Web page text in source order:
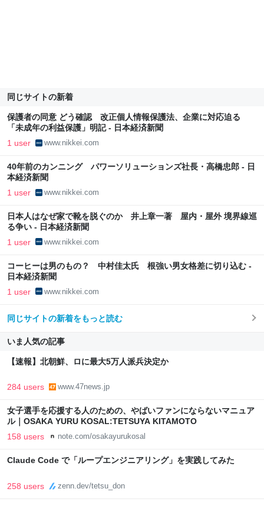
同じサイトの新着
保護者の同意 どう確認 改正個人情報保護法、企業に対応迫る
「未成年の利益保護」明記 - 日本経済新聞
1 user www.nikkei.com
40年前のカンニング パワーソリューションズ社長・高橋忠郎 - 日
本経済新聞
1 user www.nikkei.com
日本人はなぜ家で靴を脱ぐのか 井上章一著 屋内・屋外 境界線巡
る争い - 日本経済新聞
1 user www.nikkei.com
コーヒーは男のもの？ 中村佳太氏 根強い男女格差に切り込む -
日本経済新聞
1 user www.nikkei.com
同じサイトの新着をもっと読む
いま人気の記事
【速報】北朝鮮、ロに最大5万人派兵決定か
284 users www.47news.jp
女子選手を応援する人のための、やばいファンにならないマニュア
ル｜OSAKA YURU KOSAL:TETSUYA KITAMOTO
158 users note.com/osakayurukosal
Claude Code で「ループエンジニアリング」を実践してみた
258 users zenn.dev/tetsu_don